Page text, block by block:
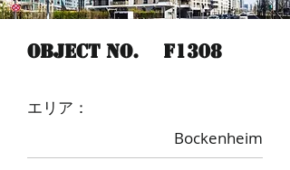
Object No. F1308
​エリア：
Bockenheim